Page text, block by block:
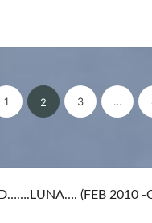
V
R
G
E
der
1 2 3 …
(FEB 2010 -